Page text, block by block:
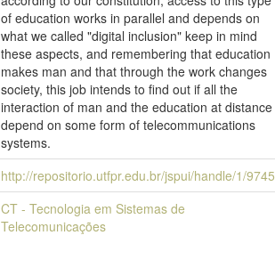
of education works in parallel and depends on
what we called "digital inclusion" keep in mind
these aspects, and remembering that education
makes man and that through the work changes
society, this job intends to find out if all the
interaction of man and the education at distance
depend on some form of telecommunications
systems.
http://repositorio.utfpr.edu.br/jspui/handle/1/9745
CT - Tecnologia em Sistemas de
Telecomunicações